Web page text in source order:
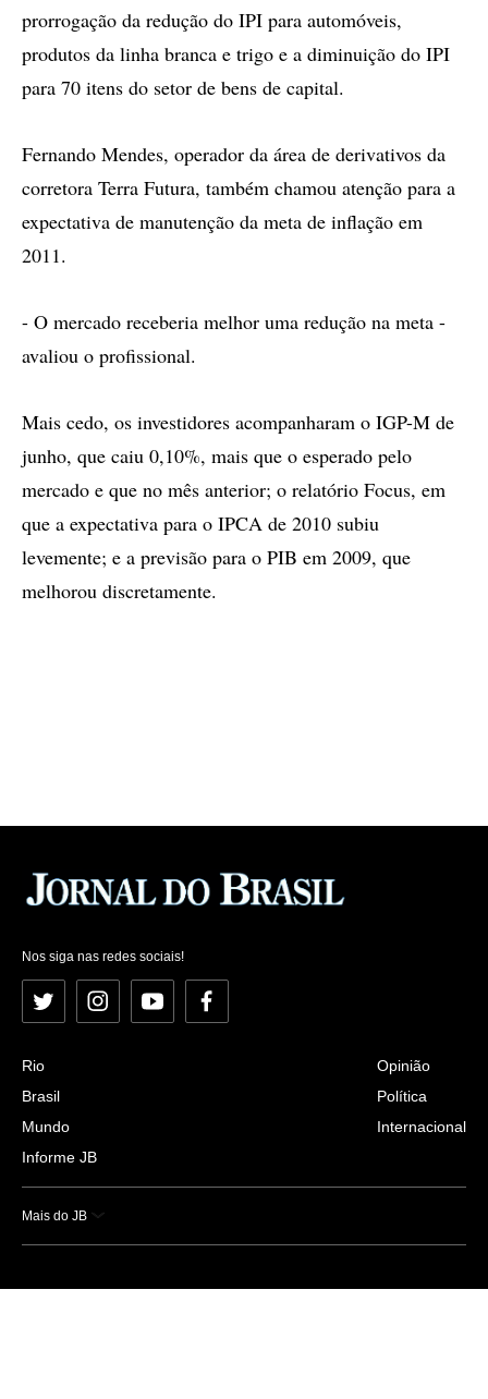
prorrogação da redução do IPI para automóveis,
produtos da linha branca e trigo e a diminuição do IPI
para 70 itens do setor de bens de capital.
Fernando Mendes, operador da área de derivativos da
corretora Terra Futura, também chamou atenção para a
expectativa de manutenção da meta de inflação em
2011.
- O mercado receberia melhor uma redução na meta -
avaliou o profissional.
Mais cedo, os investidores acompanharam o IGP-M de
junho, que caiu 0,10%, mais que o esperado pelo
mercado e que no mês anterior; o relatório Focus, em
que a expectativa para o IPCA de 2010 subiu
levemente; e a previsão para o PIB em 2009, que
melhorou discretamente.
Nos siga nas redes sociais!
Twitter InstagramYouTubeFacebook
Rio
Brasil
Mundo
Informe JB
Opinião
Política
Internacional
Mais do JB
Esportes